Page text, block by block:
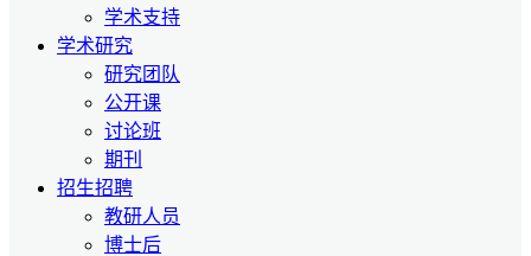
学术支持
学术研究
研究团队
公开课
讨论班
期刊
招生招聘
教研人员
博士后